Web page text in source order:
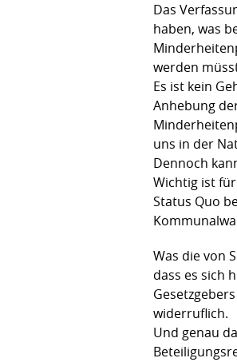
Das
haben, was
werden
Es ist kein
Anhebung
uns in der
Dennoch
Wichtig ist
Status Quo
Was die von
dass es sich
widerruflich.
Und genau